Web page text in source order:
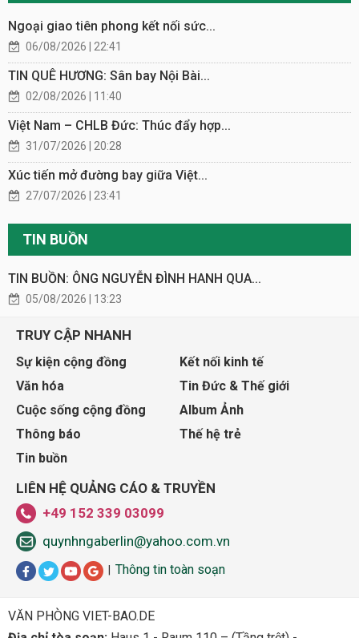
Ngoại giao tiên phong kết nối sức...
06/08/2026 | 22:41
TIN QUÊ HƯƠNG: Sân bay Nội Bài...
02/08/2026 | 11:40
Việt Nam – CHLB Đức: Thúc đẩy hợp...
31/07/2026 | 20:28
Xúc tiến mở đường bay giữa Việt...
27/07/2026 | 23:41
TIN BUỒN
TIN BUỒN: ÔNG NGUYỄN ĐÌNH HANH QUA...
05/08/2026 | 13:23
TRUY CẬP NHANH
Sự kiện cộng đồng
Kết nối kinh tế
Văn hóa
Tin Đức & Thế giới
Cuộc sống cộng đồng
Album Ảnh
Thông báo
Thế hệ trẻ
Tin buồn
LIÊN HỆ QUẢNG CÁO & TRUYỀN
+49 152 339 03099
quynhngaberlin@yahoo.com.vn
Thông tin toàn soạn
VĂN PHÒNG VIET-BAO.DE